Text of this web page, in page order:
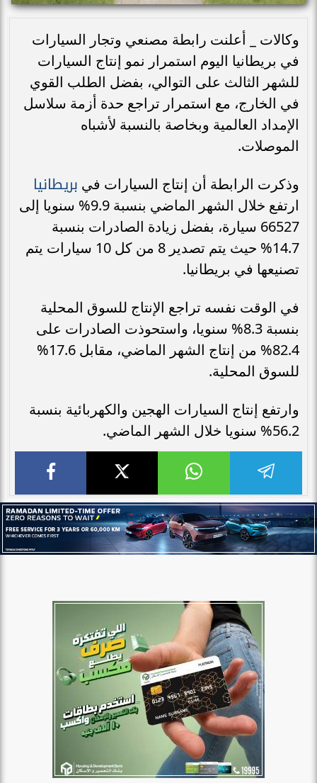
وكالات _ أعلنت رابطة مصنعي وتجار السيارات
في بريطانيا اليوم استمرار نمو إنتاج السيارات
للشهر الثالث على التوالي، بفضل الطلب القوي
في الخارج، مع استمرار تراجع حدة أزمة سلاسل
الإمداد العالمية وبخاصة بالنسبة لأشباه
الموصلات.
وذكرت الرابطة أن إنتاج السيارات في بريطانيا
ارتفع خلال الشهر الماضي بنسبة 9.9% سنويا إلى
66527 سيارة، بفضل زيادة الصادرات بنسبة
14.7% حيث يتم تصدير 8 من كل 10 سيارات يتم
تصنيعها في بريطانيا.
في الوقت نفسه تراجع الإنتاج للسوق المحلية
بنسبة 8.3% سنويا، واستحوذت الصادرات على
82.4% من إنتاج الشهر الماضي، مقابل 17.6%
للسوق المحلية.
وارتفع إنتاج السيارات الهجين والكهربائية بنسبة
56.2% سنويا خلال الشهر الماضي.